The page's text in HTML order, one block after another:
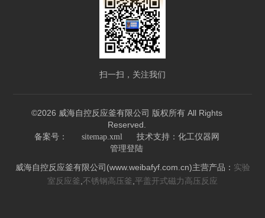
扫一扫，关注我们
©2026 威海自控反应釜有限公司 版权所有 All Rights
Reserved.
备案号： sitemap.xml 技术支持： 化工仪器网
管理登陆
威海自控反应釜有限公司(www.weibafyf.com.cn)主营产品： 实验
室反应釜 不锈钢高压釜 平盖开式磁力高压反应